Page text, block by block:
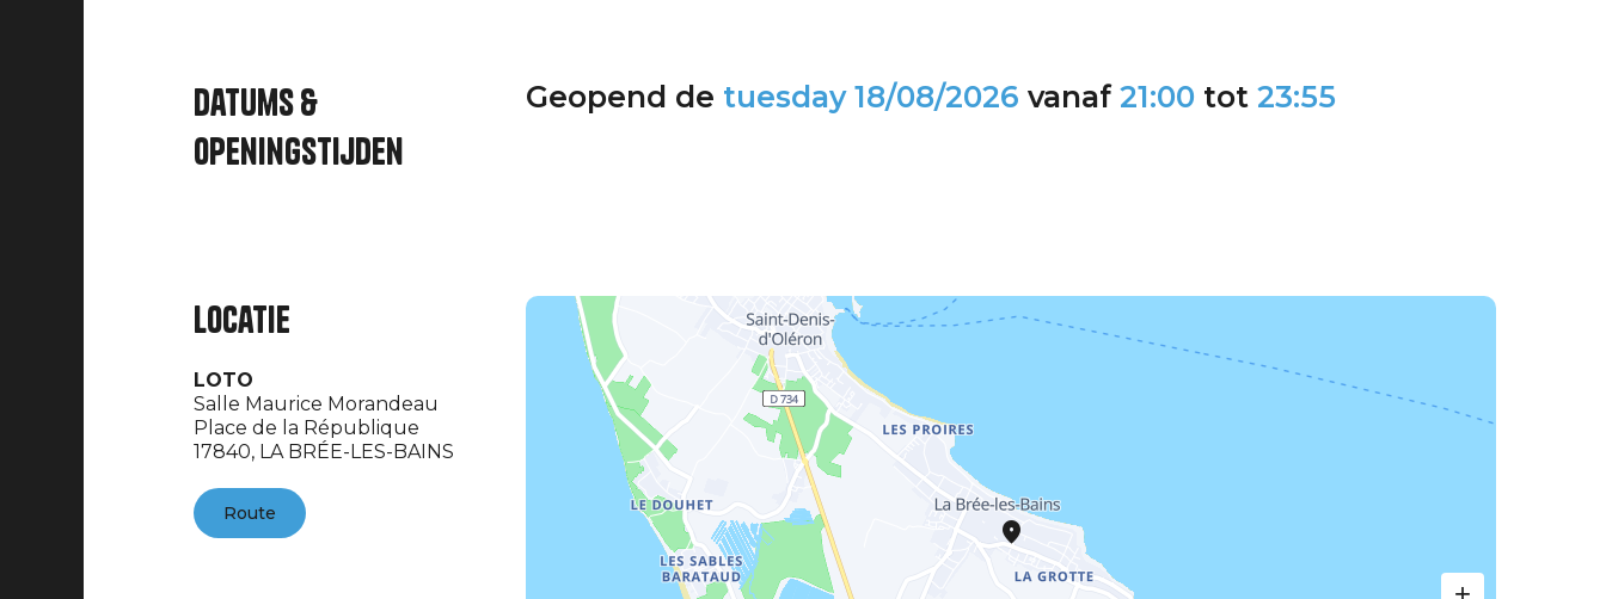
Datums &
openingstijden
Geopend de tuesday 18/08/2026 vanaf 21:00 tot 23:55
Locatie
LOTO
Salle Maurice Morandeau
Place de la République
17840, LA BRÉE-LES-BAINS
Route